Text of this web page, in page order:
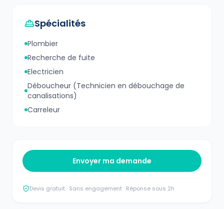
Spécialités
Plombier
Recherche de fuite
Electricien
Déboucheur (Technicien en débouchage de
canalisations)
Carreleur
Envoyer ma demande
Devis gratuit · Sans engagement · Réponse sous 2h